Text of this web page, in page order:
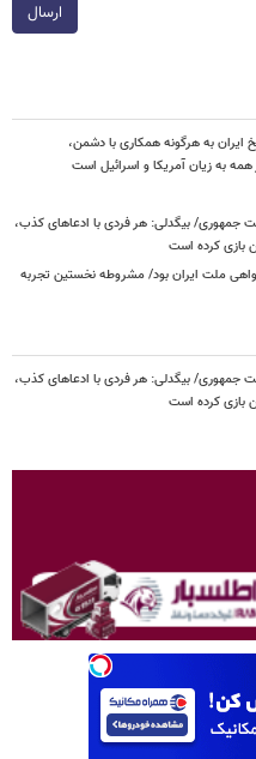
ارسال
به هرگونه همکاری با دشمن،
به زیان آمریکا و اسرائیل است
جمهوری/ بیگدلی: هر فردی با ادعاهای کذب،
بازی کرده است
ملت ایران بود/ مشروطه نخستین تجربه
جمهوری/ بیگدلی: هر فردی با ادعاهای کذب،
بازی کرده است